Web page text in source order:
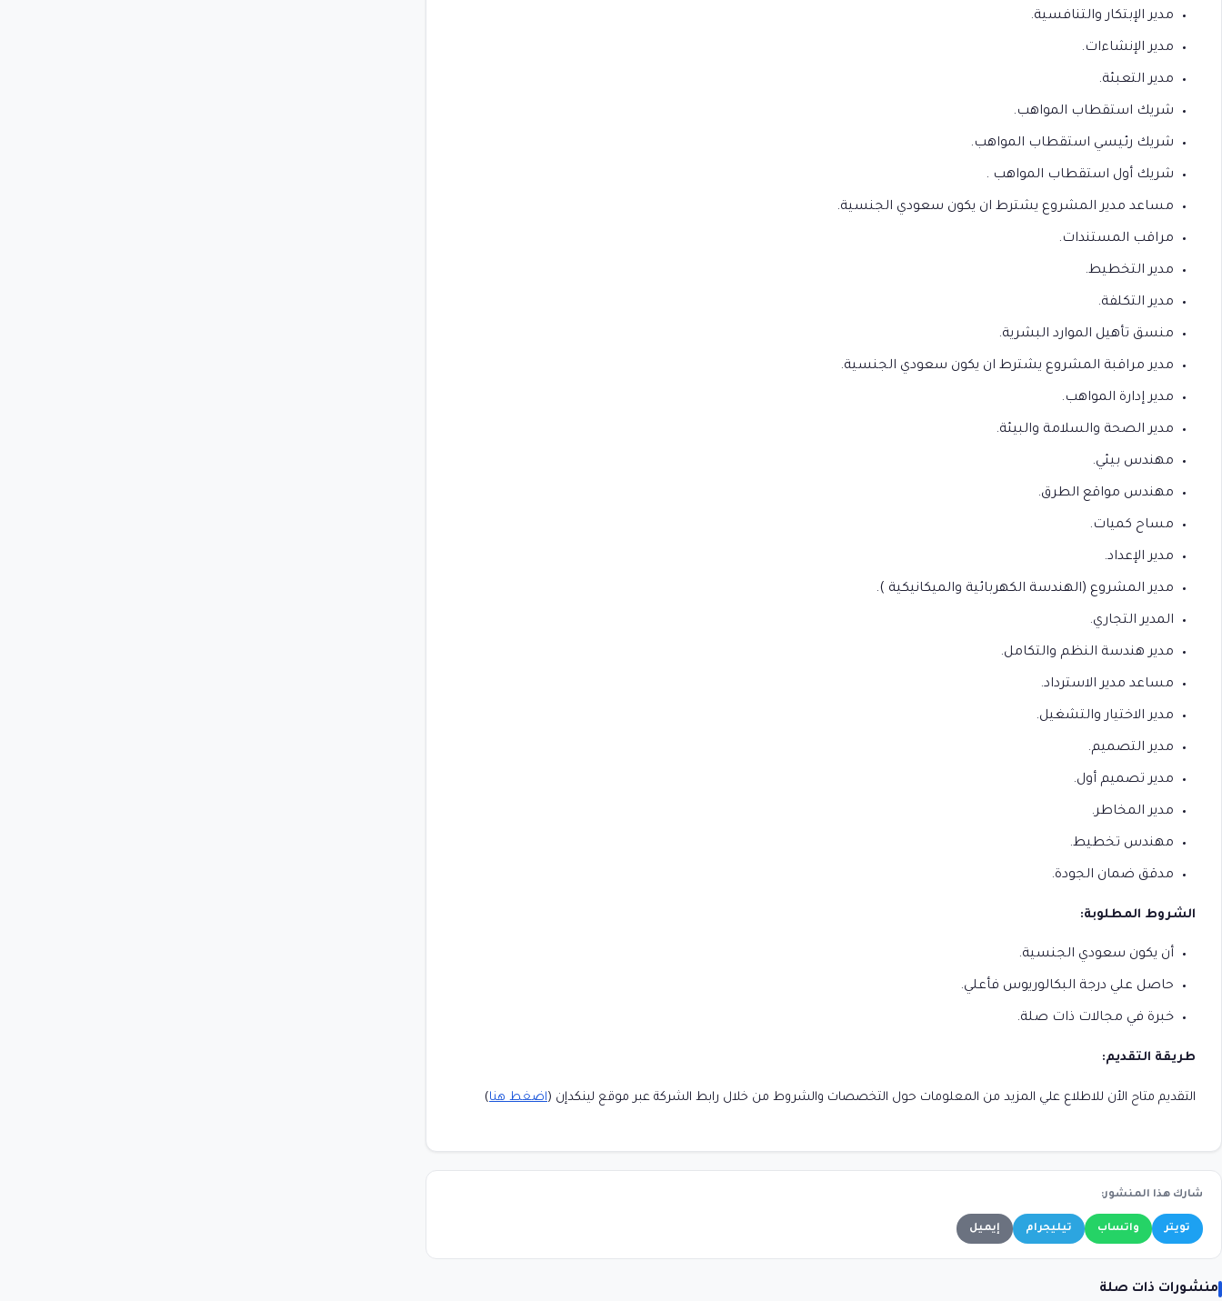
مدير الإبتكار والتنافسية.
مدير الإنشاءات.
مدير التعبئة.
شريك استقطاب المواهب.
شريك رئيسي استقطاب المواهب.
شريك أول استقطاب المواهب .
مساعد مدير المشروع يشترط ان يكون سعودي الجنسية.
مراقب المستندات.
مدير التخطيط.
مدير التكلفة.
منسق تأهيل الموارد البشرية.
مدير مراقبة المشروع يشترط ان يكون سعودي الجنسية.
مدير إدارة المواهب.
مدير الصحة والسلامة والبيئة.
مهندس بيئي.
مهندس مواقع الطرق.
مساح كميات.
مدير الإعداد.
مدير المشروع (الهندسة الكهربائية والميكانيكية ).
المدير التجاري.
مدير هندسة النظم والتكامل.
مساعد مدير الاسترداد.
مدير الاختيار والتشغيل.
مدير التصميم.
مدير تصميم أول.
مدير المخاطر.
مهندس تخطيط.
مدقق ضمان الجودة.
الشروط المطلوبة:
أن يكون سعودي الجنسية.
حاصل علي درجة البكالوريوس فأعلي.
خبرة في مجالات ذات صلة.
طريقة التقديم:
التقديم متاح الأن للاطلاع علي المزيد من المعلومات حول التخصصات والشروط من خلال رابط الشركة عبر موقع لينكدإن (اضغط هنا )
شارك هذا المنشور:
تويتر واتساب تيليجرام إيميل
منشورات ذات صلة